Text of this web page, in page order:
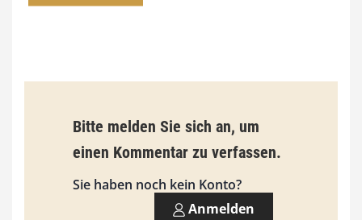
€
i
s
9
Bitte melden Sie sich an, um
einen Kommentar zu verfassen.
Sie haben noch kein Konto?
Anmelden